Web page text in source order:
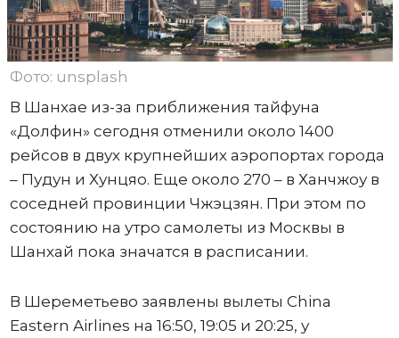
Фото: unsplash
В Шанхае из-за приближения тайфуна
«Долфин» сегодня отменили около 1400
рейсов в двух крупнейших аэропортах города
– Пудун и Хунцяо. Еще около 270 – в Ханчжоу в
соседней провинции Чжэцзян. При этом по
состоянию на утро самолеты из Москвы в
Шанхай пока значатся в расписании.
В Шереметьево заявлены вылеты China
Eastern Airlines на 16:50, 19:05 и 20:25, у